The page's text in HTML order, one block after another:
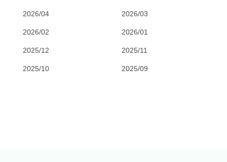
2026/04 2026/03
2026/02 2026/01
2025/12 2025/11
2025/10 2025/09